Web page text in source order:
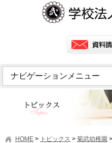
ナビゲーションメニュー
HOME > トピックス > 菊武幼稚園 >